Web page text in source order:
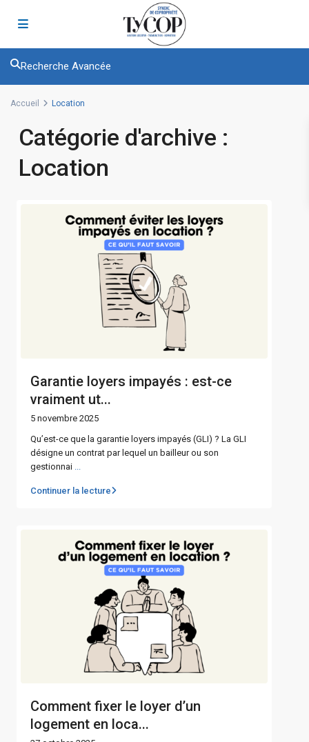
Recherche Avancée
Accueil Location
Catégorie d'archive :
Location
Garantie loyers impayés : est-ce
vraiment ut...
5 novembre 2025
Qu’est-ce que la garantie loyers impayés (GLI) ? La GLI
désigne un contrat par lequel un bailleur ou son
gestionnai
Continuer la lecture
Comment fixer le loyer d’un
logement en loca...